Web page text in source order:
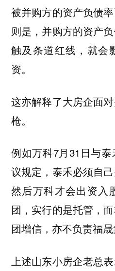
被并购方的资产负债
则是，并购方的资产
触及条道红线，就会
资。
这亦解释了大房企面
枪。
例如万科7月31日与
议规定，泰禾必须自
然后万科才会出资入
团，实行的是托管，
团增信，亦不负责福晟
上述山东小房企老总